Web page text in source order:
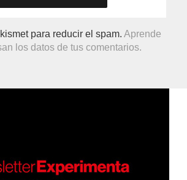
para reducir el spam.Aprende
los datos de tus comentarios.